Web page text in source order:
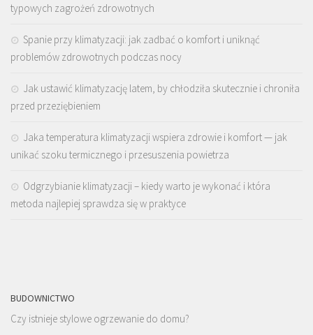
typowych zagrożeń zdrowotnych
Spanie przy klimatyzacji: jak zadbać o komfort i uniknąć
problemów zdrowotnych podczas nocy
Jak ustawić klimatyzację latem, by chłodziła skutecznie i chroniła
przed przeziębieniem
Jaka temperatura klimatyzacji wspiera zdrowie i komfort — jak
unikać szoku termicznego i przesuszenia powietrza
Odgrzybianie klimatyzacji – kiedy warto je wykonać i która
metoda najlepiej sprawdza się w praktyce
BUDOWNICTWO
Czy istnieje stylowe ogrzewanie do domu?